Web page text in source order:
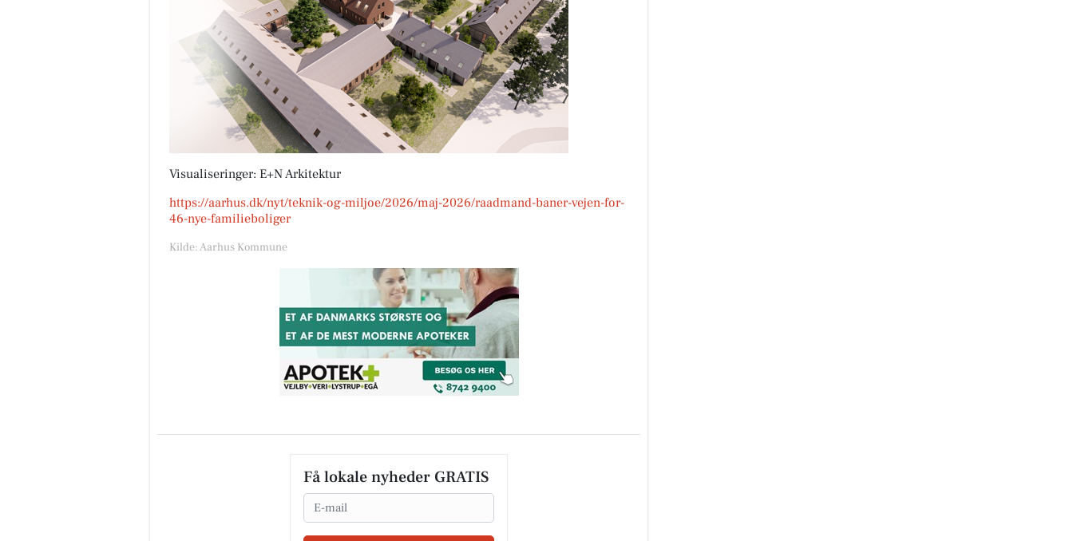
Visualiseringer: E+N Arkitektur
https://aarhus.dk/nyt/teknik-og-miljoe/2026/maj-2026/raadmand-baner-vejen-for-
46-nye-familieboliger
Kilde: Aarhus Kommune
Få lokale nyheder GRATIS
Email